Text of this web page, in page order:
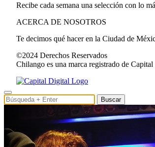
Recibe cada semana una selección con lo
ACERCA DE NOSOTROS
Te decimos qué hacer en la Ciudad de
©2024 Derechos Reservados
Chilango es una marca registrado de
Buscar